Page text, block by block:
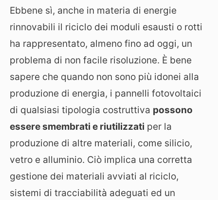
Ebbene sì, anche in materia di energie
rinnovabili il riciclo dei moduli esausti o rotti
ha rappresentato, almeno fino ad oggi, un
problema di non facile risoluzione. È bene
sapere che quando non sono più idonei alla
produzione di energia, i pannelli fotovoltaici
di qualsiasi tipologia costruttiva possono
essere smembrati e riutilizzati per la
produzione di altre materiali, come silicio,
vetro e alluminio. Ciò implica una corretta
gestione dei materiali avviati al riciclo,
sistemi di tracciabilità adeguati ed un